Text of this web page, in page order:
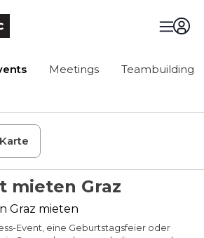
Meetings Teambuilding
Karte
mieten Graz
Graz mieten
Event, eine Geburtstagsfeier oder